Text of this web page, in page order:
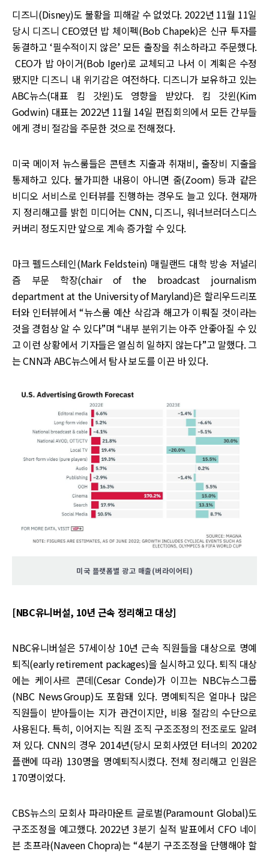
디즈니(Disney)도 불황을 피해갈 수 없었다. 2022년 11월 11일
당시 디즈니 CEO였던 밥 체이펙(Bob Chapek)은 신규 투자를
동결하고 ‘필수적이지 않은’ 모든 출장을 취소하라고 주문했다.
CEO가 밥 아이거(Bob Iger)로 교체되고 나서 이 계획은 수정
됐지만 디즈니 내 위기감은 여전하다. 디즈니가 보유하고 있는
ABC뉴스(대표 킴 갓윈)도 영향을 받았다. 킴 갓윈(Kim
Godwin) 대표는 2022년 11월 14일 편집회의에서 모든 간부들
에게 경비 절감을 주문한 것으로 전해졌다.
미국 메이저 뉴스룸들은 콘텐츠 지출과 취재비, 출장비 지출을
통제하고 있다. 불가피한 내용이 아니면 줌(Zoom) 등과 같은
비디오 서비스로 인터뷰를 진행하는 경우도 늘고 있다. 현재까
지 정리해고를 밝힌 미디어는 CNN, 디즈니, 워너브러더스디스
커버리 정도지만 앞으로 계속 증가할 수 있다.
마크 펠드스테인(Mark Feldstein) 매릴랜드 대학 방송 저널리
즘 부문 학장(chair of the broadcast journalism
department at the University of Maryland)은 할리우드리포
터와 인터뷰에서 “뉴스룸 예산 삭감과 해고가 이뤄질 것이라는
것을 경험상 알 수 있다”며 “내부 분위기는 아주 안좋아질 수 있
고 이런 상황에서 기자들은 열심히 일하지 않는다”고 말했다. 그
는 CNN과 ABC뉴스에서 탐사 보도를 이끈 바 있다.
미국 플랫폼별 광고 매출(버라이어티)
[NBC유니버설, 10년 근속 정리해고 대상]
NBC유니버설은 57세이상 10년 근속 직원들을 대상으로 명예
퇴직(early retirement packages)을 실시하고 있다. 퇴직 대상
에는 케이사르 콘데(Cesar Conde)가 이끄는 NBC뉴스그룹
(NBC News Group)도 포함돼 있다. 명예퇴직은 얼마나 많은
직원들이 받아들이는 지가 관건이지만, 비용 절감의 수단으로
사용된다. 특히, 이어지는 직원 조직 구조조정의 전조로도 알려
져 있다. CNN의 경우 2014년(당시 모회사였던 터너의 20202
플랜에 따라) 130명을 명예퇴직시켰다. 전체 정리해고 인원은
170명이었다.
CBS뉴스의 모회사 파라마운트 글로벌(Paramount Global)도
구조조정을 예고했다. 2022년 3분기 실적 발표에서 CFO 네이
븐 초프라(Naveen Chopra)는 “4분기 구조조정을 단행해야 할